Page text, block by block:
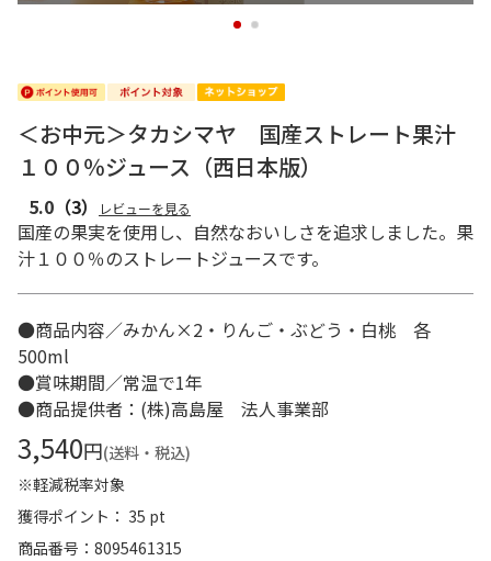
1 2
＜お中元＞タカシマヤ 国産ストレート果汁
１００％ジュース（西日本版）
5.0 （3） レビューを見る
国産の果実を使用し、自然なおいしさを追求しました。果
汁１００％のストレートジュースです。
●商品内容／みかん×2・りんご・ぶどう・白桃 各
500ml
●賞味期間／常温で1年
●商品提供者：(株)高島屋 法人事業部
3,540円(送料・税込)
※軽減税率対象
獲得ポイント： 35 pt
商品番号
8095461315